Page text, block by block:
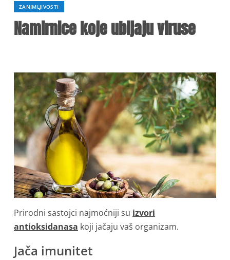
ZANIMLJIVOSTI
Namirnice koje ubijaju viruse
Prirodni sastojci najmoćniji su izvori
antioksidanasa koji jačaju vaš organizam.
Jača imunitet